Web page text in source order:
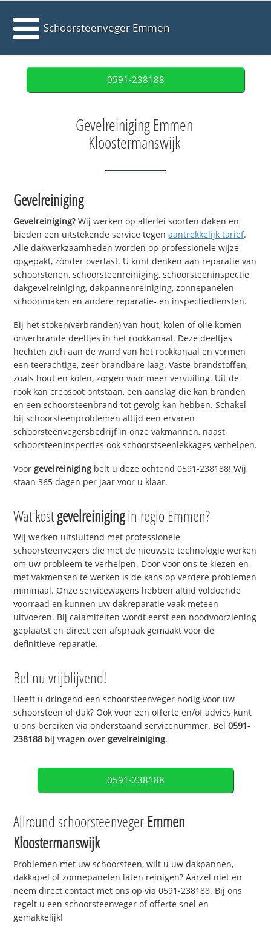
Schoorsteenveger Emmen
0591-238188
Gevelreiniging Emmen
Kloostermanswijk
Gevelreiniging
Gevelreiniging? Wij werken op allerlei soorten daken en
bieden een uitstekende service tegenaantrekkelijk tarief.
Alle dakwerkzaamheden worden op professionele wijze
opgepakt, zónder overlast. U kunt denken aan reparatie van
schoorstenen, schoorsteenreiniging, schoorsteeninspectie,
dakgevelreiniging, dakpannenreiniging, zonnepanelen
schoonmaken en andere reparatie- en inspectiediensten.
Bij het stoken(verbranden) van hout, kolen of olie komen
onverbrande deeltjes in het rookkanaal. Deze deeltjes
hechten zich aan de wand van het rookkanaal en vormen
een teerachtige, zeer brandbare laag. Vaste brandstoffen,
zoals hout en kolen, zorgen voor meer vervuiling. Uit de
rook kan creosoot ontstaan, een aanslag die kan branden
en een schoorsteenbrand tot gevolg kan hebben. Schakel
bij schoorsteenproblemen altijd een ervaren
schoorsteenvegersbedrijf in onze vakmannen, naast
schoorsteeninspecties ook schoorstseenlekkages verhelpen.
Voorgevelreiniging belt u deze ochtend 0591-238188! Wij
staan 365 dagen per jaar voor u klaar.
Wat kostgevelreinigingin regio Emmen?
Wij werken uitsluitend met professionele
schoorsteenvegers die met de nieuwste technologie werken
om uw probleem te verhelpen. Door voor ons te kiezen en
met vakmensen te werken is de kans op verdere problemen
minimaal. Onze servicewagens hebben altijd voldoende
voorraad en kunnen uw dakreparatie vaak meteen
uitvoeren. Bij calamiteiten wordt eerst een noodvoorziening
geplaatst en direct een afspraak gemaakt voor de
definitieve reparatie.
Bel nu vrijblijvend!
Heeft u dringend een schoorsteenveger nodig voor uw
schoorsteen of dak? Ook voor een offerte en/of advies kunt
u ons bereiken via onderstaand servicenummer. Bel0591-
238188 bij vragen over gevelreiniging.
0591-238188
Allround schoorsteenveger Emmen
Kloostermanswijk
Problemen met uw schoorsteen, wilt u uw dakpannen,
dakkapel of zonnepanelen laten reinigen? Aarzel niet en
neem direct contact met ons op via 0591-238188. Bij ons
regelt u een schoorsteenveger of offerte snel en
gemakkelijk!